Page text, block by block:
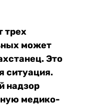
трех
может
Это
ситуация.
надзор
медико-